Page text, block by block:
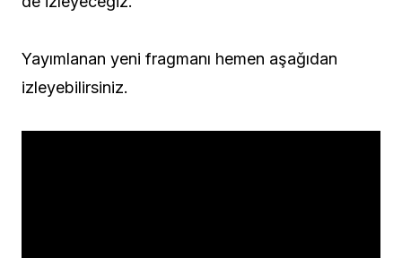
Yayımlanan yeni fragmanı hemen aşağıdan
izleyebilirsiniz.